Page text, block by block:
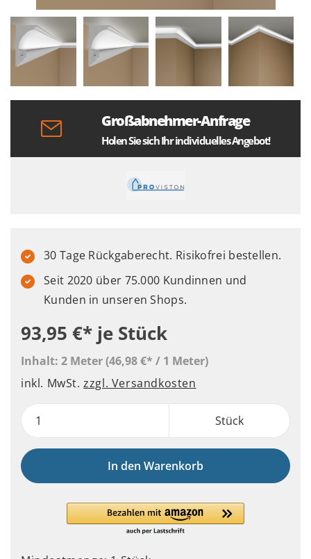
Großabnehmer-Anfrage
Holen Sie sich Ihr individuelles Angebot!
30 Tage Rückgaberecht. Risikofrei bestellen.
Seit 2020 über 75.000 Kundinnen und
Kunden in unseren Shops.
93,95 €* je Stück
Inhalt: 2 Meter(46,98 €* / 1 Meter)
inkl. MwSt.zzgl. Versandkosten
Stück
In den Warenkorb